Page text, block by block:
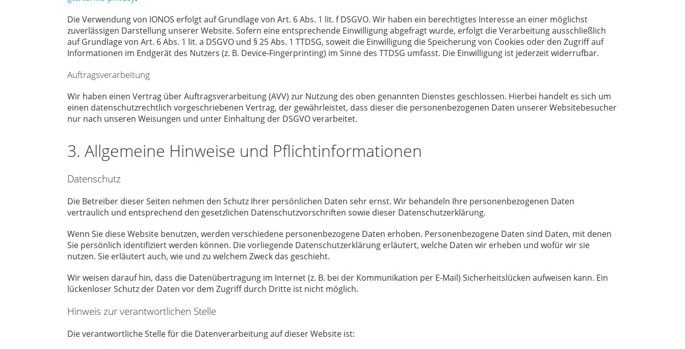
Die Verwendung von IONOS erfolgt auf Grundlage von Art. 6 Abs. 1 lit. f DSGVO. Wir haben ein berechtigtes Interesse an einer möglichst
zuverlässigen Darstellung unserer Website. Sofern eine entsprechende Einwilligung abgefragt wurde, erfolgt die Verarbeitung ausschließlich
auf Grundlage von Art. 6 Abs. 1 lit. a DSGVO und § 25 Abs. 1 TTDSG, soweit die Einwilligung die Speicherung von Cookies oder den Zugriff auf
Informationen im Endgerät des Nutzers (z. B. Device-Fingerprinting) im Sinne des TTDSG umfasst. Die Einwilligung ist jederzeit widerrufbar.
Auftragsverarbeitung
Wir haben einen Vertrag über Auftragsverarbeitung (AVV) zur Nutzung des oben genannten Dienstes geschlossen. Hierbei handelt es sich um
einen datenschutzrechtlich vorgeschriebenen Vertrag, der gewährleistet, dass dieser die personenbezogenen Daten unserer Websitebesucher
nur nach unseren Weisungen und unter Einhaltung der DSGVO verarbeitet.
3. Allgemeine Hinweise und Pflicht­informationen
Datenschutz
Die Betreiber dieser Seiten nehmen den Schutz Ihrer persönlichen Daten sehr ernst. Wir behandeln Ihre personenbezogenen Daten
vertraulich und entsprechend den gesetzlichen Datenschutzvorschriften sowie dieser Datenschutzerklärung.
Wenn Sie diese Website benutzen, werden verschiedene personenbezogene Daten erhoben. Personenbezogene Daten sind Daten, mit denen
Sie persönlich identifiziert werden können. Die vorliegende Datenschutzerklärung erläutert, welche Daten wir erheben und wofür wir sie
nutzen. Sie erläutert auch, wie und zu welchem Zweck das geschieht.
Wir weisen darauf hin, dass die Datenübertragung im Internet (z. B. bei der Kommunikation per E-Mail) Sicherheitslücken aufweisen kann. Ein
lückenloser Schutz der Daten vor dem Zugriff durch Dritte ist nicht möglich.
Hinweis zur verantwortlichen Stelle
Die verantwortliche Stelle für die Datenverarbeitung auf dieser Website ist: